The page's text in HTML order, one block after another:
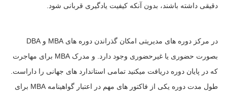
دقیقی داشته باشند، بدون آنکه کیفیت یادگیری قربانی شود.
در مرکز دوره های مدیریتی امکان گذراندن دوره های MBA و DBA
بصورت حضوری یا غیرحضوری وجود دارد. و مدرک MBA برای مهاجرت
که در پایان دوره دریافت میکنید تمامی استاندارد های جهانی را داراست.
طول مدت دوره یکی از فاکتور های مهم در اعتبار گواهینامه MBA برای